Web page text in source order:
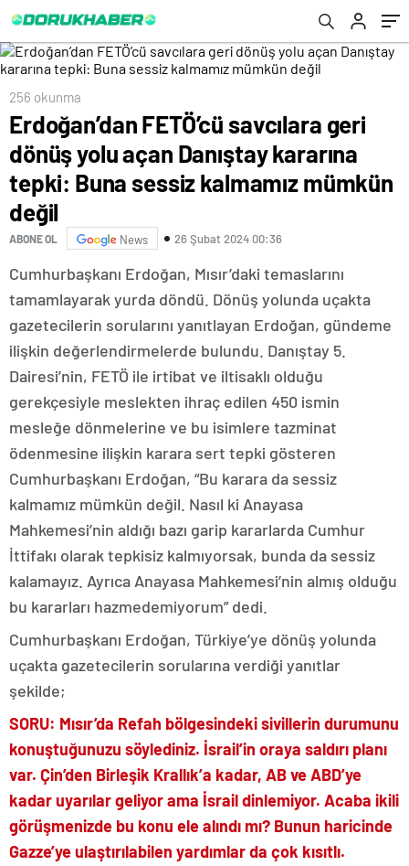
256 okunma
Erdoğan’dan FETÖ’cü savcılara geri
dönüş yolu açan Danıştay kararına
tepki: Buna sessiz kalmamız mümkün
değil
ABONE OL News 26 Şubat 2024 00:36
Cumhurbaşkanı Erdoğan, Mısır’daki temaslarını
tamamlayarak yurda döndü. Dönüş yolunda uçakta
gazetecilerin sorularını yanıtlayan Erdoğan, gündeme
ilişkin değerlendirmelerde bulundu. Danıştay 5.
Dairesi’nin, FETÖ ile irtibat ve iltisaklı olduğu
gerekçesiyle meslekten ihraç edilen 450 ismin
mesleğe dönmelerine ve bu isimlere tazminat
ödenmesine ilişkin karara sert tepki gösteren
Cumhurbaşkanı Erdoğan, “Bu karara da sessiz
kalmamız mümkün değil. Nasıl ki Anayasa
Mahkemesi’nin aldığı bazı garip kararlarda Cumhur
İttifakı olarak tepkisiz kalmıyorsak, bunda da sessiz
kalamayız. Ayrıca Anayasa Mahkemesi’nin almış olduğu
bu kararları hazmedemiyorum” dedi.
Cumhurbaşkanı Erdoğan, Türkiye’ye dönüş yolunda
uçakta gazetecilerin sorularına verdiği yanıtlar
şekilde;
SORU: Mısır’da Refah bölgesindeki sivillerin durumunu
konuştuğunuzu söylediniz. İsrail’in oraya saldırı planı
var. Çin’den Birleşik Krallık’a kadar, AB ve ABD’ye
kadar uyarılar geliyor ama İsrail dinlemiyor. Acaba ikili
görüşmenizde bu konu ele alındı mı? Bunun haricinde
Gazze’ye ulaştırılabilen yardımlar da çok kısıtlı.